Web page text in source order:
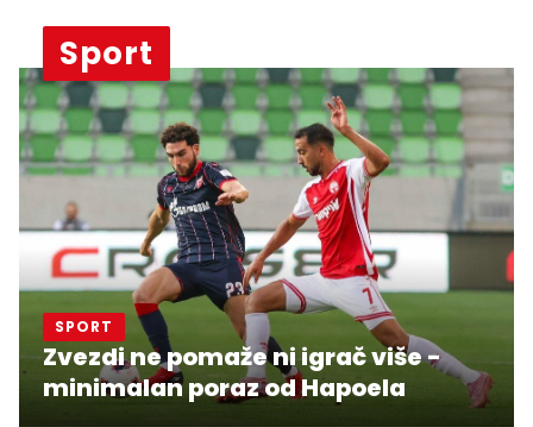
Sport
SPORT
Zvezdi ne pomaže ni igrač više -
minimalan poraz od Hapoela